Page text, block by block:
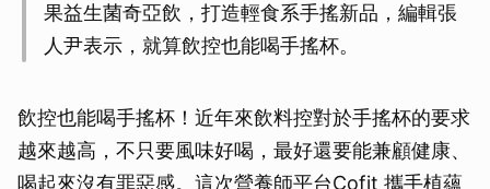
果益生菌奇亞飲，打造輕食系手搖新品，編輯張
人尹表示，就算飲控也能喝手搖杯。
飲控也能喝手搖杯！近年來飲料控對於手搖杯的要求
越來越高，不只要風味好喝，最好還要能兼顧健康、
喝起來沒有罪惡感。這次營養師平台Cofit 攜手植蘊